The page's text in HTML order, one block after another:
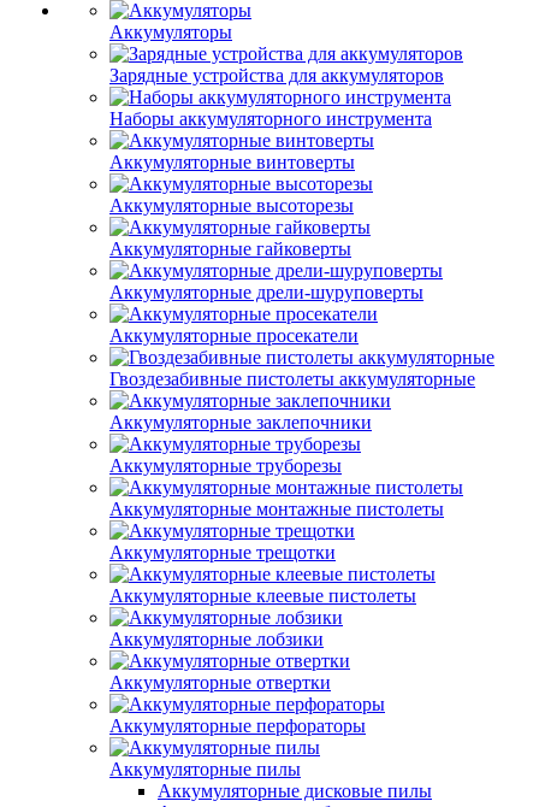
Аккумуляторы
Зарядные устройства для аккумуляторов
Наборы аккумуляторного инструмента
Аккумуляторные винтоверты
Аккумуляторные высоторезы
Аккумуляторные гайковерты
Аккумуляторные дрели-шуруповерты
Аккумуляторные просекатели
Гвоздезабивные пистолеты аккумуляторные
Аккумуляторные заклепочники
Аккумуляторные труборезы
Аккумуляторные монтажные пистолеты
Аккумуляторные трещотки
Аккумуляторные клеевые пистолеты
Аккумуляторные лобзики
Аккумуляторные отвертки
Аккумуляторные перфораторы
Аккумуляторные пилы
Аккумуляторные дисковые пилы